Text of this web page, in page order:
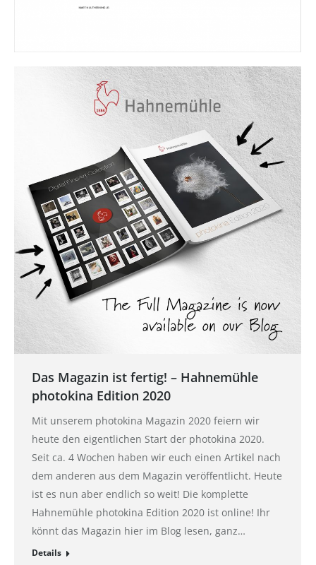
Das Magazin ist fertig! – Hahnemühle
photokina Edition 2020
Mit unserem photokina Magazin 2020 feiern wir
heute den eigentlichen Start der photokina 2020.
Seit ca. 4 Wochen haben wir euch einen Artikel nach
dem anderen aus dem Magazin veröffentlicht. Heute
ist es nun aber endlich so weit! Die komplette
Hahnemühle photokina Edition 2020 ist online! Ihr
könnt das Magazin hier im Blog lesen, ganz…
Details